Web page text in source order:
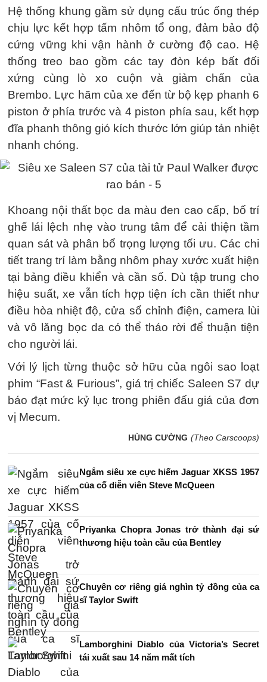
Hệ thống khung gầm sử dụng cấu trúc ống thép
chịu lực kết hợp tấm nhôm tổ ong, đảm bảo độ
cứng vững khi vận hành ở cường độ cao. Hệ
thống treo bao gồm các tay đòn kép bất đối
xứng cùng lò xo cuộn và giảm chấn của
Brembo. Lực hãm của xe đến từ bộ kẹp phanh 6
piston ở phía trước và 4 piston phía sau, kết hợp
đĩa phanh thông gió kích thước lớn giúp tản nhiệt
nhanh chóng.
Khoang nội thất bọc da màu đen cao cấp, bố trí
ghế lái lệch nhẹ vào trung tâm để cải thiện tầm
quan sát và phân bổ trọng lượng tối ưu. Các chi
tiết trang trí làm bằng nhôm phay xước xuất hiện
tại bảng điều khiển và cần số. Dù tập trung cho
hiệu suất, xe vẫn tích hợp tiện ích cần thiết như
điều hòa nhiệt độ, cửa sổ chỉnh điện, camera lùi
và vô lăng bọc da có thể tháo rời để thuận tiện
cho người lái.
Với lý lịch từng thuộc sở hữu của ngôi sao loạt
phim “Fast & Furious”, giá trị chiếc Saleen S7 dự
báo đạt mức kỷ lục trong phiên đấu giá của đơn
vị Mecum.
HÙNG CƯỜNG (Theo Carscoops)
Ngắm siêu xe cực hiếm Jaguar XKSS 1957
của cố diễn viên Steve McQueen
Priyanka Chopra Jonas trở thành đại sứ
thương hiệu toàn cầu của Bentley
Chuyên cơ riêng giá nghìn tỷ đồng của ca
sĩ Taylor Swift
Lamborghini Diablo của Victoria’s Secret
tái xuất sau 14 năm mất tích